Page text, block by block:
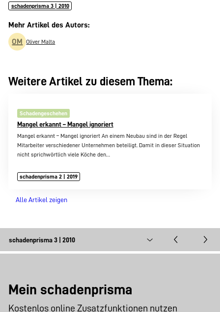
schadenprisma 3 | 2010
Mehr Artikel des Autors:
OM Oliver Malta
Weitere Artikel zu diesem Thema:
Schadengeschehen
Mangel erkannt – Mangel ignoriert
Mangel erkannt – Mangel ignoriert An einem Neubau sind in der Regel
Mitarbeiter verschiedener Unternehmen beteiligt. Damit in dieser Situation
nicht sprichwörtlich viele Köche den…
schadenprisma 2 | 2019
Alle Artikel zeigen
Mein schadenprisma
Kostenlos online Zusatzfunktionen nutzen